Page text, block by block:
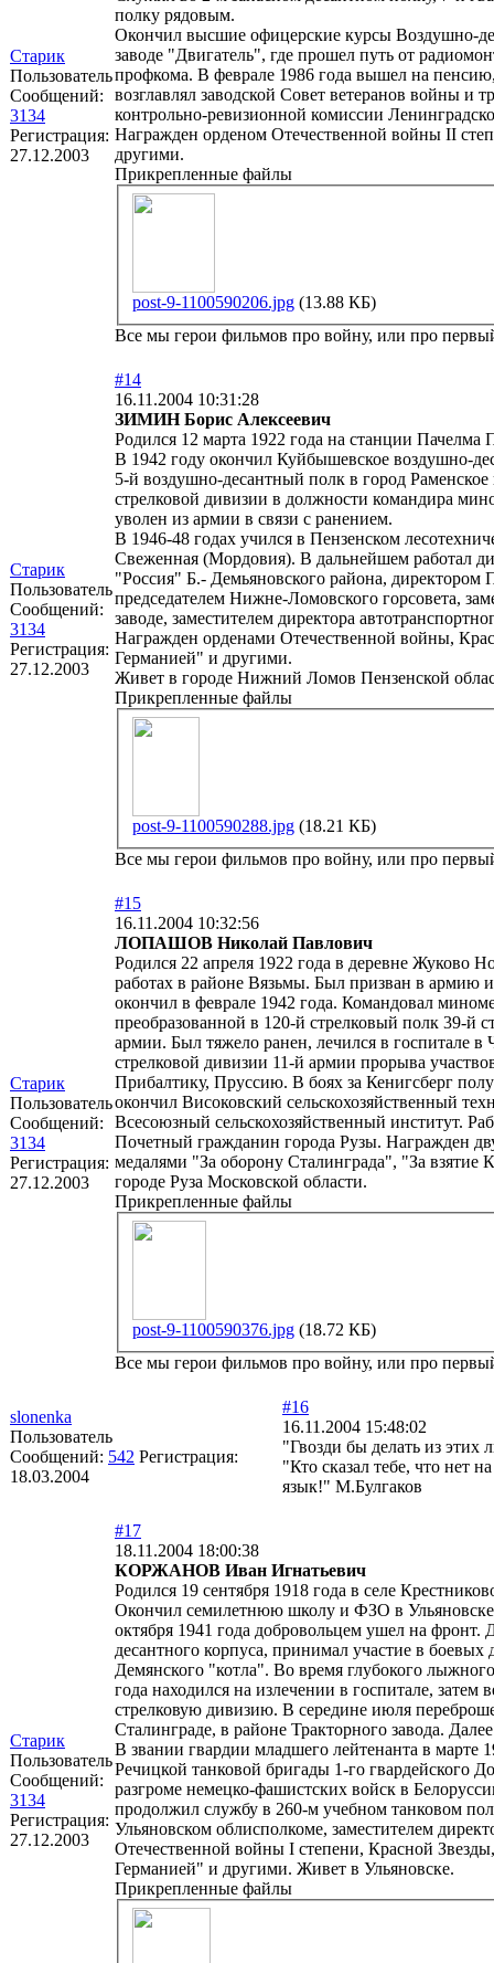
Старик
Пользователь
Сообщений:
3134
Регистрация:
27.12.2003
полку рядовым.
Окончил высшие офицерские курсы Воздушно-
заводе "Двигатель", где прошел путь от
профкома. В феврале 1986 года вышел на
возглавлял заводской Совет ветеранов войны и
контрольно-ревизионной комиссии
Награжден орденом Отечественной войны II
другими.
Прикрепленные файлы
post-9-1100590206.jpg (13.88 КБ)
Все мы герои фильмов про войну, или про
Старик
Пользователь
Сообщений:
3134
Регистрация:
27.12.2003
#14
16.11.2004 10:31:28
ЗИМИН Борис Алексеевич
Родился 12 марта 1922 года на станции Пачелма
В 1942 году окончил Куйбышевское воздушно-
5-й воздушно-десантный полк в город
стрелковой дивизии в должности командира
уволен из армии в связи с ранением.
В 1946-48 годах учился в Пензенском
Свеженная (Мордовия). В дальнейшем работал
"Россия" Б.- Демьяновского района,
председателем Нижне-Ломовского горсовета,
заводе, заместителем директора
Награжден орденами Отечественной войны,
Германией" и другими.
Живет в городе Нижний Ломов Пензенской
Прикрепленные файлы
post-9-1100590288.jpg (18.21 КБ)
Все мы герои фильмов про войну, или про
Старик
Пользователь
Сообщений:
3134
Регистрация:
27.12.2003
#15
16.11.2004 10:32:56
ЛОПАШОВ Николай Павлович
Родился 22 апреля 1922 года в деревне Жуково
работах в районе Вязьмы. Был призван в армию
окончил в феврале 1942 года. Командовал
преобразованной в 120-й стрелковый полк 39-й
армии. Был тяжело ранен, лечился в госпитале в
стрелковой дивизии 11-й армии прорыва
Прибалтику, Пруссию. В боях за Кенигсберг
окончил Високовский сельскохозяйственный
Всесоюзный сельскохозяйственный институт.
Почетный гражданин города Рузы. Награжден
медалями "За оборону Сталинграда", "За
городе Руза Московской области.
Прикрепленные файлы
post-9-1100590376.jpg (18.72 КБ)
Все мы герои фильмов про войну, или про
slonenka
Пользователь
Сообщений: 542 Регистрация:
18.03.2004
#16
16.11.2004 15:48:02
"Гвозди бы делать из этих
"Кто сказал тебе, что нет
язык!" М.Булгаков
Старик
Пользователь
Сообщений:
3134
Регистрация:
27.12.2003
#17
18.11.2004 18:00:38
КОРЖАНОВ Иван Игнатьевич
Родился 19 сентября 1918 года в селе
Окончил семилетнюю школу и ФЗО в Ульяновске,
октября 1941 года добровольцем ушел на
десантного корпуса, принимал участие в
Демянского "котла". Во время глубокого
года находился на излечении в госпитале,
стрелковую дивизию. В середине июля
Сталинграде, в районе Тракторного завода.
В звании гвардии младшего лейтенанта в марте
Речицкой танковой бригады 1-го гвардейского
разгроме немецко-фашистских войск в
продолжил службу в 260-м учебном танковом
Ульяновском облисполкоме, заместителем
Отечественной войны I степени, Красной
Германией" и другими. Живет в Ульяновске.
Прикрепленные файлы